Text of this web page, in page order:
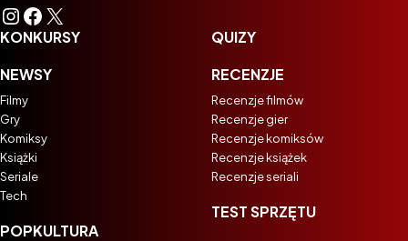
Instagram
Facebook
X
KONKURSY
NEWSY
Filmy
Gry
Komiksy
Książki
Seriale
Tech
POPKULTURA
QUIZY
RECENZJE
Recenzje filmów
Recenzje gier
Recenzje komiksów
Recenzje książek
Recenzje seriali
TEST SPRZĘTU